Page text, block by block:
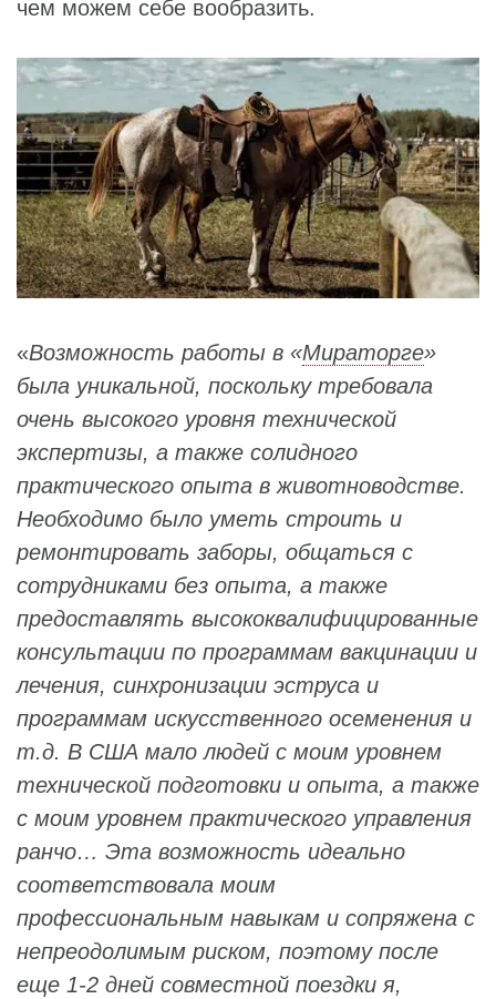
чем можем себе вообразить.
«Возможность работы в «Мираторге»
была уникальной, поскольку требовала
очень высокого уровня технической
экспертизы, а также солидного
практического опыта в животноводстве.
Необходимо было уметь строить и
ремонтировать заборы, общаться с
сотрудниками без опыта, а также
предоставлять высококвалифицированные
консультации по программам вакцинации и
лечения, синхронизации эструса и
программам искусственного осеменения и
т.д. В США мало людей с моим уровнем
технической подготовки и опыта, а также
с моим уровнем практического управления
ранчо… Эта возможность идеально
соответствовала моим
профессиональным навыкам и сопряжена с
непреодолимым риском, поэтому после
еще 1-2 дней совместной поездки я,